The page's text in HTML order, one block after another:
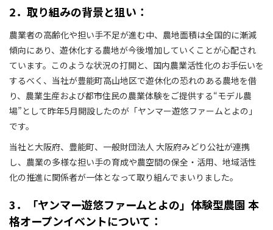
2．取り組みの背景と狙い：
農業者の高齢化や担い手不足が進む中、農地面積は全国的に漸減
傾向にあり、遊休化する農地が今後増加していくことが心配され
ています。このような状況の打開と、国内農業活性化のお手伝いを
するべく、当社が豊能町高山地区で遊休化の恐れのある農地を借
り、農業生産および都市住民の農業体験をご提供する“モデル農
場”として昨年5月開設したのが「ヤンマー遊悠ファームとよの」
です。
当社と大阪府、豊能町、一般財団法人 大阪府みどり公社が連携
し、農業の多様な担い手の育成や農空間の保全・活用、地域活性
化の推進に関係者が一体となって取り組んでまいりました。
3．「ヤンマー遊悠ファームとよの」体験型農園 本
格オープンイベントについて：